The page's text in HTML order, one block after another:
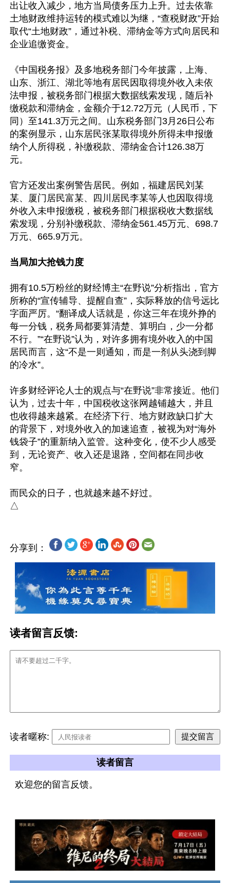
出让收入减少，地方当局债务压力上升。过去依靠
土地财政维持运转的模式难以为继，“查税财政”开始
取代“土地财政”，通过补税、滞纳金等方式向居民和
企业追缴资金。
《中国税务报》及多地税务部门今年披露，上海、
山东、浙江、湖北等地有居民因取得境外收入未依
法申报，被税务部门根据大数据线索发现，随后补
缴税款和滞纳金，金额介于12.72万元（人民币，下
同）至141.3万元之间。山东税务部门3月26日公布
的案例显示，山东居民张某取得境外所得未申报缴
纳个人所得税，补缴税款、滞纳金合计126.38万
元。
官方还发出案例警告居民。例如，福建居民刘某
某、厦门居民富某、四川居民李某等人也因取得境
外收入未申报缴税，被税务部门根据税收大数据线
索发现，分别补缴税款、滞纳金561.45万元、698.7
万元、665.9万元。
当局加大抢钱力度
拥有10.5万粉丝的财经博主“在野说”分析指出，官方
所称的“宣传辅导、提醒自查”，实际释放的信号远比
字面严厉。“翻译成人话就是，你这三年在境外挣的
每一分钱，税务局都要算清楚、算明白，少一分都
不行。”“在野说”认为，对许多拥有境外收入的中国
居民而言，这“不是一则通知，而是一剂从头浇到脚
的冷水”。
许多财经评论人士的观点与“在野说”非常接近。他们
认为，过去十年，中国税收这张网越铺越大，并且
也收得越来越紧。在经济下行、地方财政缺口扩大
的背景下，对境外收入的加速追查，被视为对“海外
钱袋子”的重新纳入监管。这种变化，使不少人感受
到，无论资产、收入还是退路，空间都在同步收
窄。
而民众的日子，也就越来越不好过。
分享到：
读者留言反馈:
读者暱称:
读者留言
欢迎您的留言反馈。